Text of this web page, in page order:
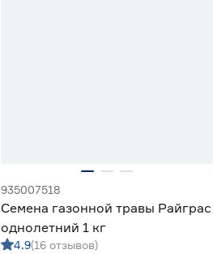
935007518
Семена газонной травы Райграс
однолетний 1 кг
4.9(16 отзывов)